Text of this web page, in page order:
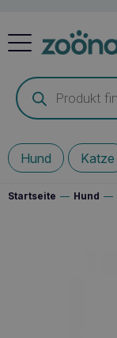
Products
search
Hund Katze
Startseite — Hund —